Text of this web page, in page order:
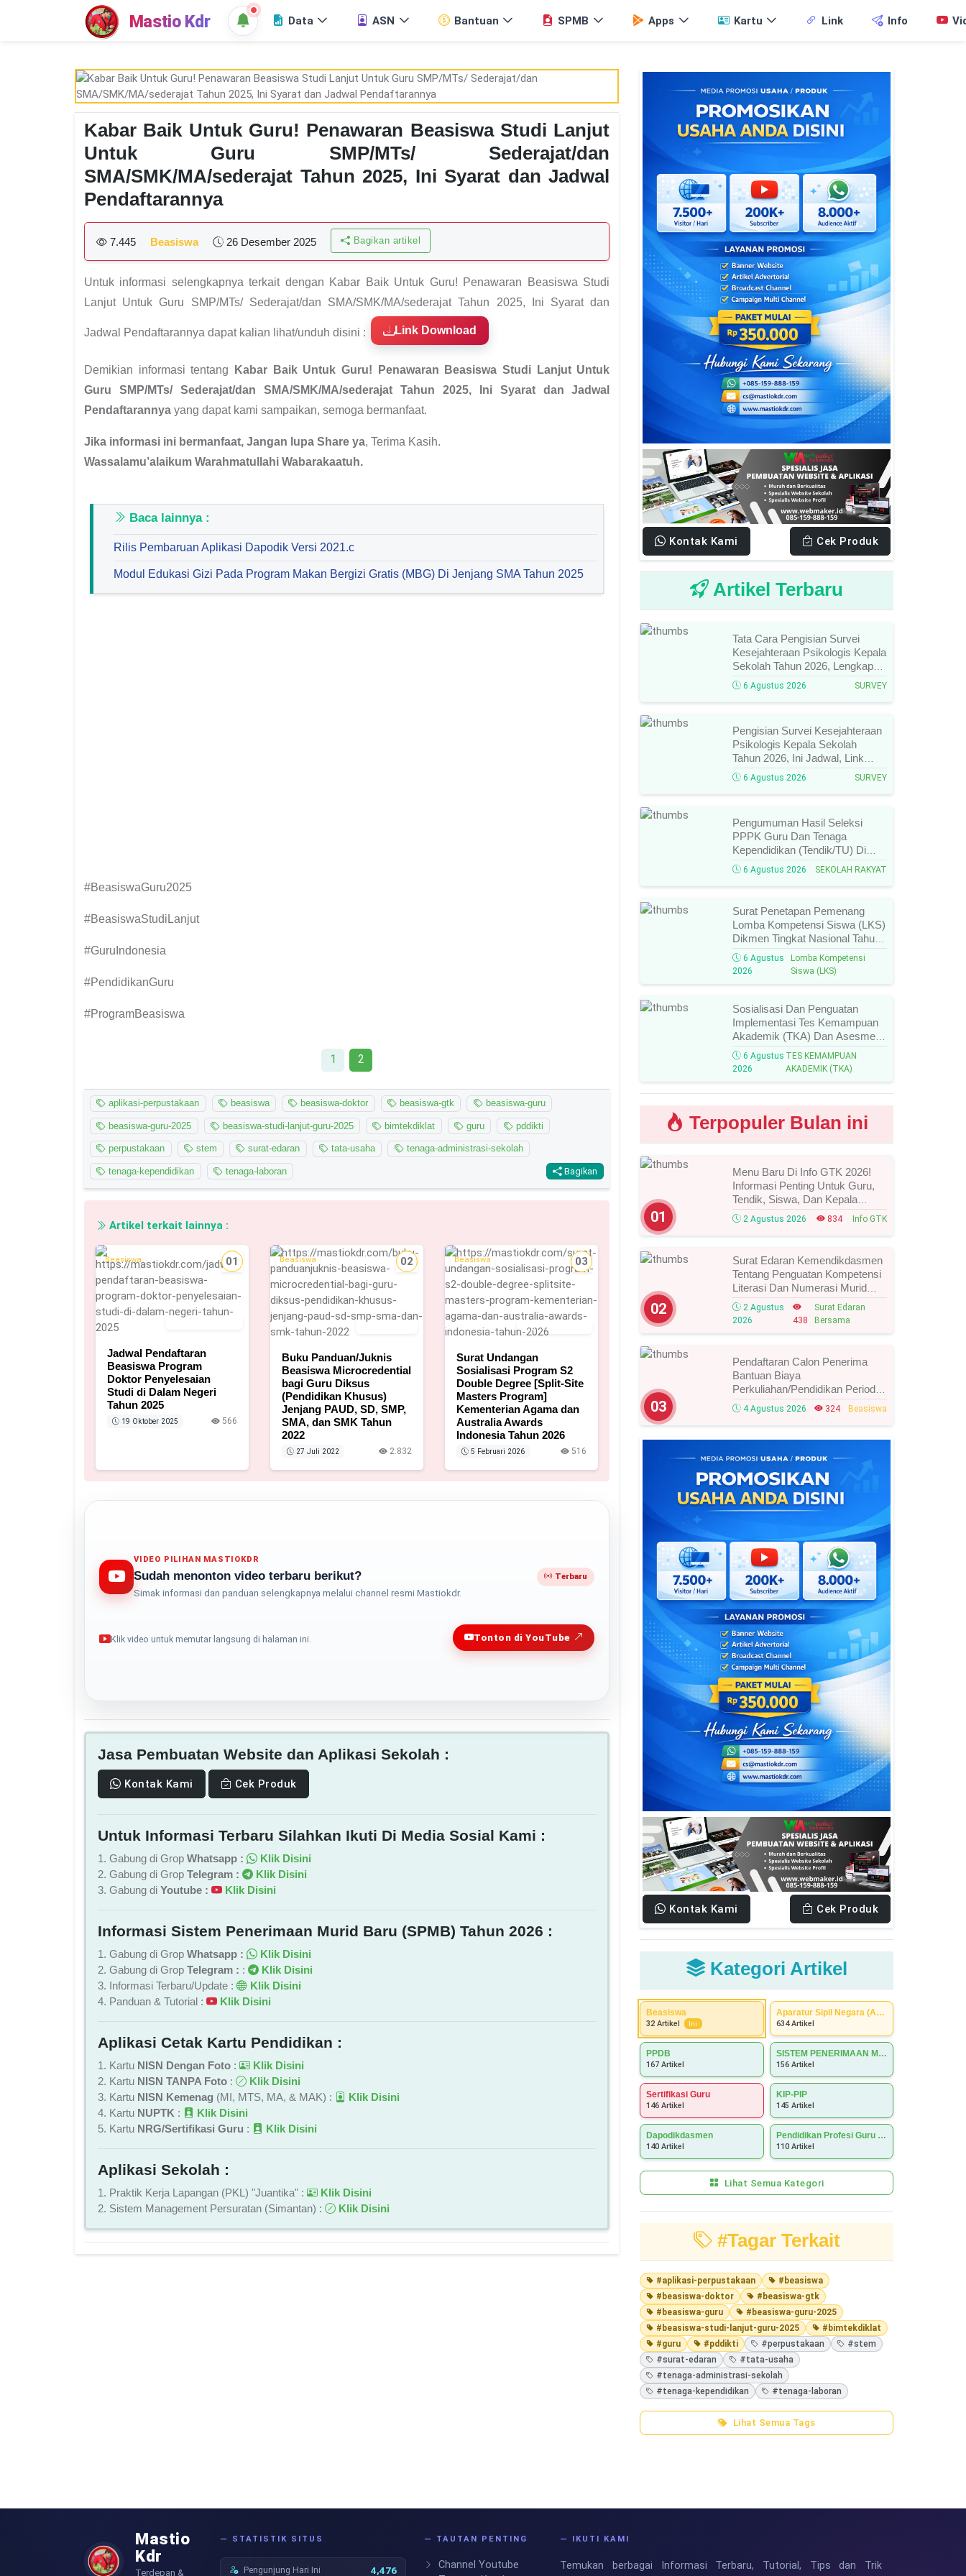
Mastio Kdr Data ASN Bantuan SPMB Apps Kartu Link Info
Kabar Baik Untuk Guru! Penawaran Beasiswa Studi Lanjut
Untuk Guru SMP/MTs/ Sederajat/dan
SMA/SMK/MA/sederajat Tahun 2025, Ini Syarat dan Jadwal
Pendaftarannya
7.445 Beasiswa 26 Desember 2025 Bagikan artikel
Untuk informasi selengkapnya terkait dengan Kabar Baik Untuk Guru! Penawaran Beasiswa Studi
Lanjut Untuk Guru SMP/MTs/ Sederajat/dan SMA/SMK/MA/sederajat Tahun 2025, Ini Syarat dan
Jadwal Pendaftarannya dapat kalian lihat/unduh disini : Link Download
Demikian informasi tentang
Kabar Baik Untuk Guru! Penawaran Beasiswa Studi Lanjut Untuk
Guru SMP/MTs/ Sederajat/dan SMA/SMK/MA/sederajat Tahun 2025, Ini Syarat dan Jadwal
Pendaftarannya yang dapat kami sampaikan, semoga bermanfaat.
Jika informasi ini bermanfaat, Jangan lupa Share ya, Terima Kasih.
Wassalamu’alaikum Warahmatullahi Wabarakaatuh.
Baca lainnya :
Rilis Pembaruan Aplikasi Dapodik Versi 2021.c
Modul Edukasi Gizi Pada Program Makan Bergizi Gratis (MBG) Di Jenjang SMA Tahun 2025
#BeasiswaGuru2025
#BeasiswaStudiLanjut
#GuruIndonesia
#PendidikanGuru
#ProgramBeasiswa
1 2
aplikasi-perpustakaan beasiswa beasiswa-doktor beasiswa-gtk beasiswa-guru
beasiswa-guru-2025 beasiswa-studi-lanjut-guru-2025 bimtekdiklat guru pddikti
perpustakaan stem surat-edaran tata-usaha tenaga-administrasi-sekolah
tenaga-kependidikan tenaga-laboran Bagikan
Artikel terkait lainnya :
01
Beasiswa
Jadwal Pendaftaran
Beasiswa Program
Doktor Penyelesaian
Studi di Dalam Negeri
Tahun 2025
19 Oktober 2025 566
02
Beasiswa
Buku Panduan/Juknis
Beasiswa Microcredential
bagi Guru Diksus
(Pendidikan Khusus)
Jenjang PAUD, SD, SMP,
SMA, dan SMK Tahun
2022
27 Juli 2022 2.832
5 Februari 2026
03
Beasiswa
Surat Undangan
Sosialisasi Program S2
Double Degree [Split-Site
Masters Program]
Kementerian Agama dan
Australia Awards
Indonesia Tahun 2026
5 Februari 2026 516
VIDEO PILIHAN MASTIOKDR
Sudah menonton video terbaru berikut?
Simak informasi dan panduan selengkapnya melalui channel resmi Mastiokdr.
Terbaru
Klik video untuk memutar langsung di halaman ini. Tonton di YouTube
Jasa Pembuatan Website dan Aplikasi Sekolah :
Kontak Kami Cek Produk
Untuk Informasi Terbaru Silahkan Ikuti Di Media Sosial Kami :
1. Gabung di Grop Whatsapp :
Klik Disini
2. Gabung di Grop Telegram :
Klik Disini
3. Gabung di Youtube : Klik Disini
Informasi Sistem Penerimaan Murid Baru (SPMB) Tahun 2026 :
1. Gabung di Grop Whatsapp :
Klik Disini
2. Gabung di Grop Telegram : :
Klik Disini
3. Informasi Terbaru/Update :
Klik Disini
4. Panduan & Tutorial :
Klik Disini
Aplikasi Cetak Kartu Pendidikan :
1. Kartu NISN Dengan Foto :
Klik Disini
2. Kartu NISN TANPA Foto :
Klik Disini
3. Kartu NISN Kemenag (MI, MTS, MA, & MAK) :
Klik Disini
4. Kartu NUPTK :
Klik Disini
5. Kartu NRG/Sertifikasi Guru : Klik Disini
Aplikasi Sekolah :
1. Praktik Kerja Lapangan (PKL) "Juantika" :
Klik Disini
2. Sistem Management Persuratan (Simantan) :
Klik Disini
Kontak Kami Cek Produk
Artikel Terbaru
Tata Cara Pengisian Survei
Kesejahteraan Psikologis Kepala
Sekolah Tahun 2026, Lengkap
Link Resmi, Jadwal, Panduan,
Dan Hal Yang Wajib
Diperhatikan!
6 Agustus 2026 SURVEY
Pengisian Survei Kesejahteraan
Psikologis Kepala Sekolah
Tahun 2026, Ini Jadwal, Link
Resmi, Cara Pengisian, Dan
Ketentuan Lengkapnya!
6 Agustus 2026 SURVEY
Pengumuman Hasil Seleksi
PPPK Guru Dan Tenaga
Kependidikan (Tendik/TU) Di
Sekolah Rakyat Tahun 2026
Lingkungan Kementerian Sosial
RI, Ini Daftar Nama Peserta
Yang Lolos!
6 Agustus 2026 SEKOLAH RAKYAT
Surat Penetapan Pemenang
Lomba Kompetensi Siswa (LKS)
Dikmen Tingkat Nasional Tahun
2026 Resmi Terbit, Ini Daftar
Lengkap Nama Juara Dan
6 Agustus
2026
Lomba Kompetensi
Siswa (LKS)
Sosialisasi Dan Penguatan
Implementasi Tes Kemampuan
Akademik (TKA) Dan Asesmen
Nasional (AN) Jenjang SMK
Tahun 2026, Ini Jadwal, Materi,
Dan Link Mengikutinya!
6 Agustus
2026
TES KEMAMPUAN
AKADEMIK (TKA)
Terpopuler Bulan ini
01
Menu Baru Di Info GTK 2026!
Informasi Penting Untuk Guru,
Tendik, Siswa, Dan Kepala
Sekolah, Segera Cek Ini Batas
Waktunya!
2 Agustus 2026 834 Info GTK
02
Surat Edaran Kemendikdasmen
Tentang Penguatan Kompetensi
Literasi Dan Numerasi Murid
Tahun 2026, Ini Strategi Dan
Alurnya
2 Agustus
2026
438
Surat Edaran
Bersama
03
Pendaftaran Calon Penerima
Bantuan Biaya
Perkuliahan/Pendidikan Periode
Agustus 2026 Resmi Dibuka,
Simak Syarat Dan Jadwal
Lengkapnya
4 Agustus 2026 324 Beasiswa
Kontak Kami Cek Produk
Kategori Artikel
Beasiswa
32 Artikel Ini
Aparatur Sipil Negara (ASN)
634 Artikel
PPDB
167 Artikel
SISTEM PENERIMAAN MURID BARU (SPMB)
156 Artikel
Sertifikasi Guru
146 Artikel
KIP-PIP
145 Artikel
Dapodikdasmen
140 Artikel
Pendidikan Profesi Guru (PPG)
110 Artikel
Lihat Semua Kategori
#Tagar Terkait
#aplikasi-perpustakaan
#beasiswa
#beasiswa-doktor
#beasiswa-gtk
#beasiswa-guru
#beasiswa-guru-2025
#beasiswa-studi-lanjut-guru-2025
#bimtekdiklat
#guru
#pddikti #perpustakaan
#stem
#surat-edaran
#tata-usaha
#tenaga-administrasi-sekolah
#tenaga-kependidikan
#tenaga-laboran
Lihat Semua Tags
Mastio
Kdr
Terdepan &
— STATISTIK SITUS
Pengunjung Hari Ini 4,476
— TAUTAN PENTING
Channel Youtube
— IKUTI KAMI
Temukan berbagai Informasi Terbaru, Tutorial, Tips dan Trik